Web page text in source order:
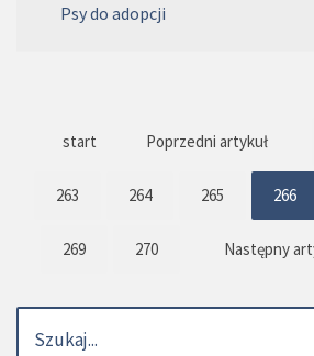
Psy do adopcji
start Poprzedni artykuł
263 264 265 266
269 270 Następny